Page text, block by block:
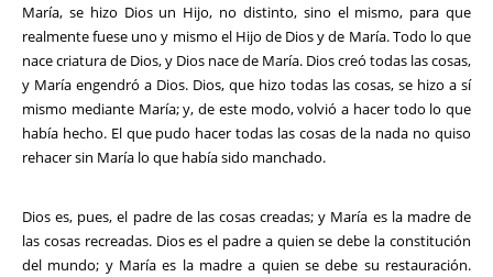
María, se hizo Dios un Hijo, no distinto, sino el mismo, para que
realmente fuese uno y mismo el Hijo de Dios y de María. Todo lo que
nace criatura de Dios, y Dios nace de María. Dios creó todas las cosas,
y María engendró a Dios. Dios, que hizo todas las cosas, se hizo a sí
mismo mediante María; y, de este modo, volvió a hacer todo lo que
había hecho. El que pudo hacer todas las cosas de la nada no quiso
rehacer sin Ma­ría lo que había sido manchado.
Dios es, pues, el padre de las cosas creadas; y Ma­ría es la madre de
las cosas recreadas. Dios es el padre a quien se debe la constitución
del mundo; y María es la madre a quien se debe su restauración.